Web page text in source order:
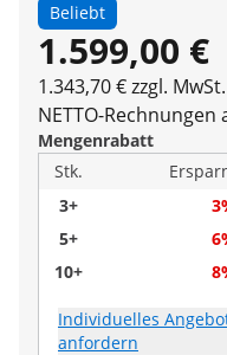
Beliebt
1.599,00 €
1.343,70 € zzgl.
NETTO-Rechnungen
Mengenrabatt
Stk.
3+
5+
10+
Individuelles
anfordern